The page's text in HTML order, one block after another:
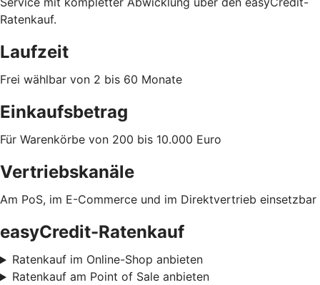
Ratenkauf.
Laufzeit
Frei wählbar von 2 bis 60 Monate
Einkaufsbetrag
Für Warenkörbe von 200 bis 10.000 Euro
Vertriebskanäle
Am PoS, im E-Commerce und im Direktvertrieb einsetzbar
easyCredit-Ratenkauf
Ratenkauf im Online-Shop anbieten
Ratenkauf am Point of Sale anbieten